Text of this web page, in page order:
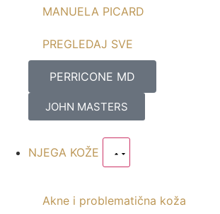
MANUELA PICARD
PREGLEDAJ SVE
PERRICONE MD
JOHN MASTERS
NJEGA KOŽE
Akne i problematična koža